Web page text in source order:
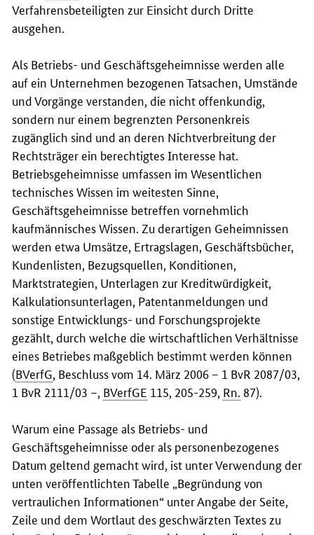
Verfahrensbeteiligten zur Einsicht durch Dritte
ausgehen.
Als Betriebs- und Geschäftsgeheimnisse werden alle
auf ein Unternehmen bezogenen Tatsachen, Umstände
und Vorgänge verstanden, die nicht offenkundig,
sondern nur einem begrenzten Personenkreis
zugänglich sind und an deren Nichtverbreitung der
Rechtsträger ein berechtigtes Interesse hat.
Betriebsgeheimnisse umfassen im Wesentlichen
technisches Wissen im weitesten Sinne,
Geschäftsgeheimnisse betreffen vornehmlich
kaufmännisches Wissen. Zu derartigen Geheimnissen
werden etwa Umsätze, Ertragslagen, Geschäftsbücher,
Kundenlisten, Bezugsquellen, Konditionen,
Marktstrategien, Unterlagen zur Kreditwürdigkeit,
Kalkulationsunterlagen, Patentanmeldungen und
sonstige Entwicklungs- und Forschungsprojekte
gezählt, durch welche die wirtschaftlichen Verhältnisse
eines Betriebes maßgeblich bestimmt werden können
(BVerfG, Beschluss vom 14. März 2006 – 1 BvR 2087/03,
1 BvR 2111/03 –, BVerfGE 115, 205-259, Rn. 87).
Warum eine Passage als Betriebs- und
Geschäftsgeheimnisse oder als personenbezogenes
Datum geltend gemacht wird, ist unter Verwendung der
unten veröffentlichten Tabelle „Begründung von
vertraulichen Informationen“ unter Angabe der Seite,
Zeile und dem Wortlaut des geschwärzten Textes zu